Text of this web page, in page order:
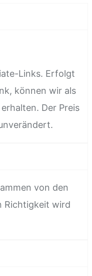
Links. Erfolgt
können wir als
Der Preis
von den
Richtigkeit wird